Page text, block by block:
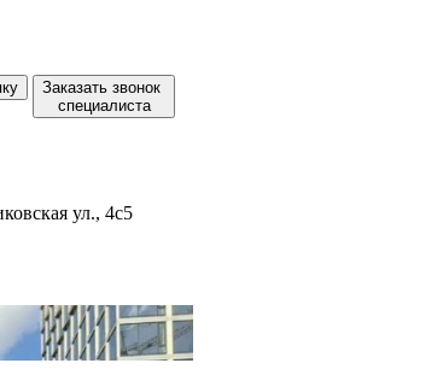
Заказать звонок
специалиста
ул., 4с5